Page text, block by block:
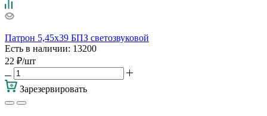
Патрон 5,45х39 БПЗ светозвуковой
Есть в наличии: 13200
22 ₽/шт
Зарезервировать